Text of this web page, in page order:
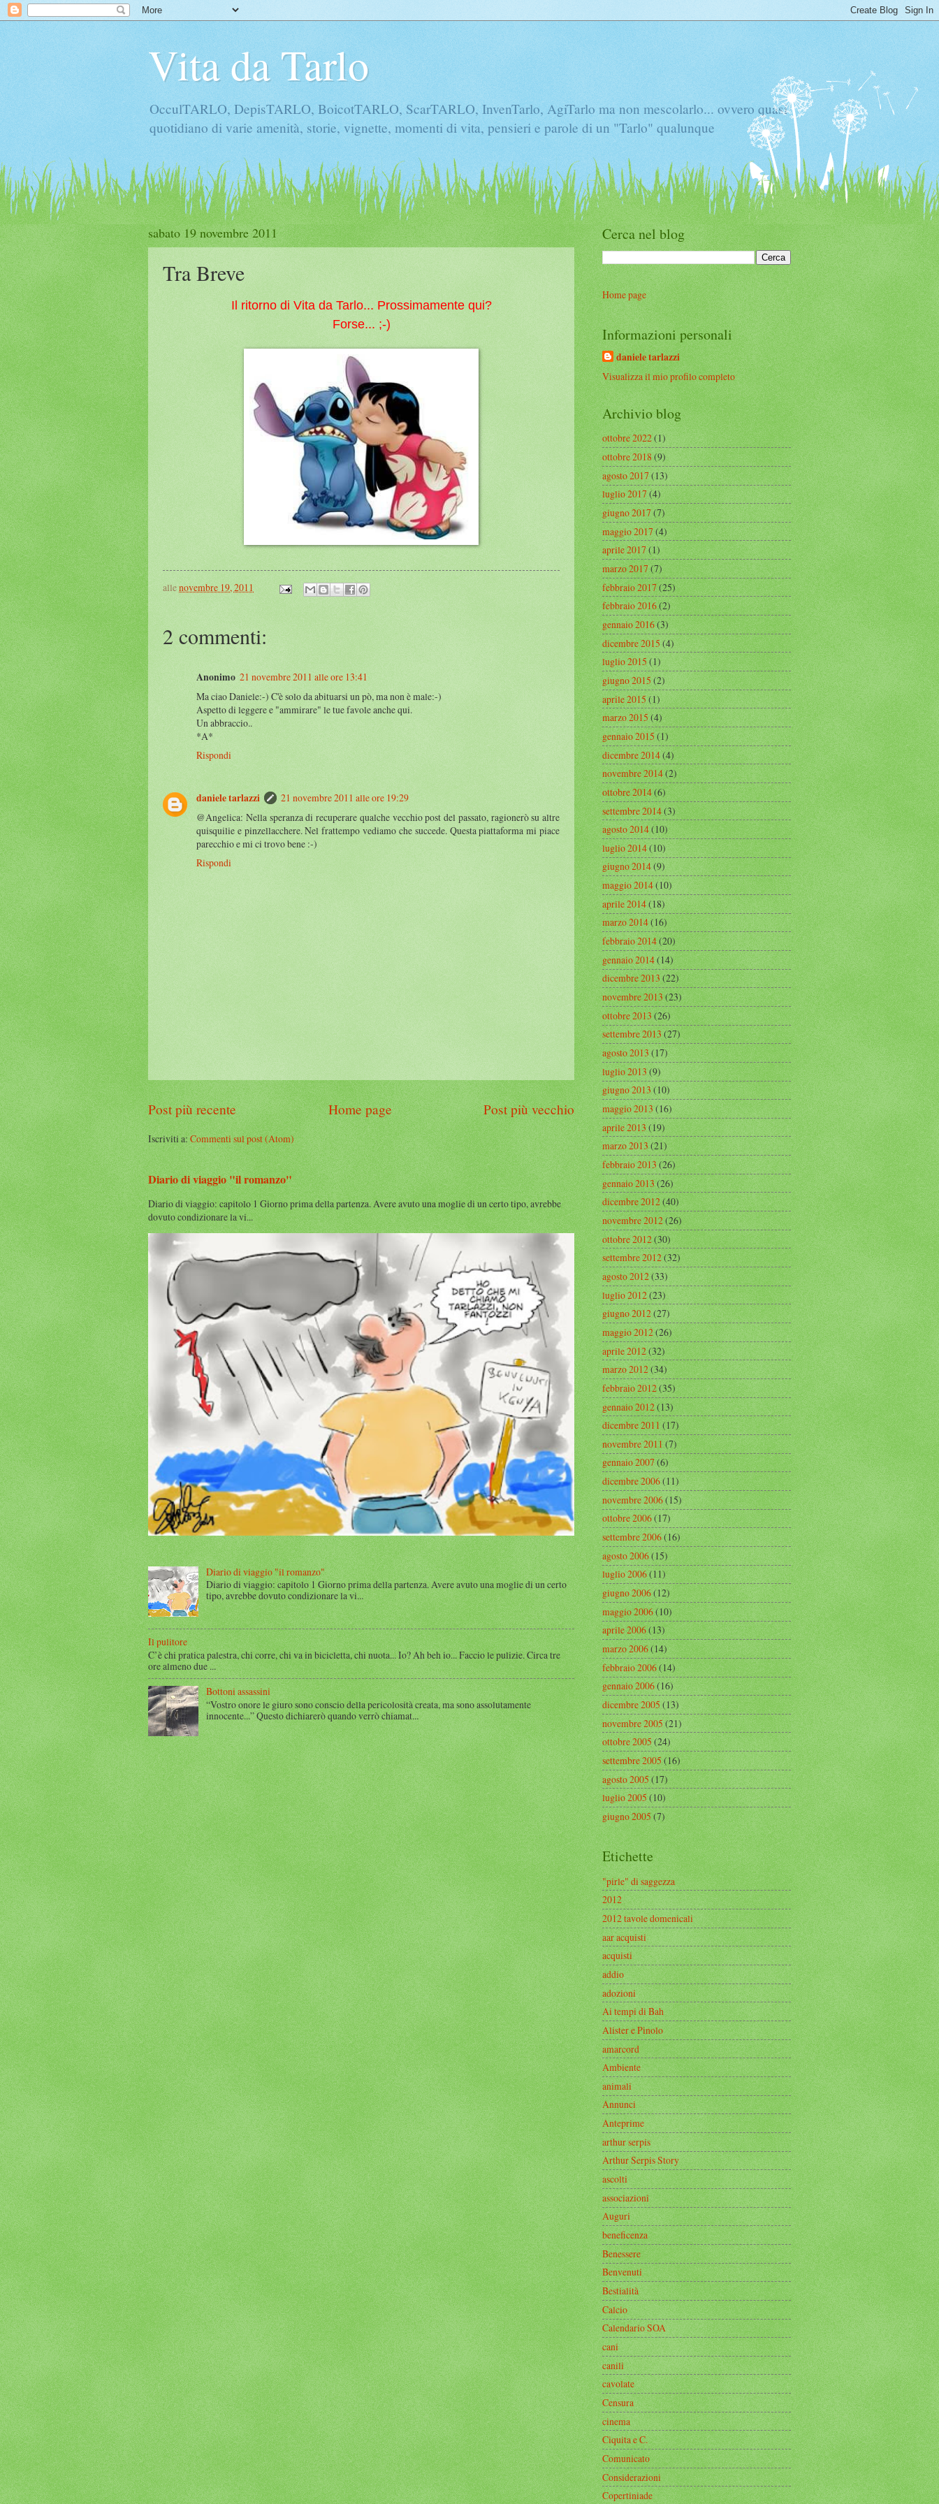
Vita da Tarlo
OcculTARLO, DepisTARLO, BoicotTARLO, ScarTARLO, InvenTarlo, AgiTarlo ma non mescolarlo... ovvero quasi
quotidiano di varie amenità, storie, vignette, momenti di vita, pensieri e parole di un "Tarlo" qualunque
sabato 19 novembre 2011
Tra Breve
Il ritorno di Vita da Tarlo... Prossimamente qui?
Forse... ;-)
allenovembre 19, 2011
2 commenti:
Anonimo 21 novembre 2011 alle ore 13:41
Ma ciao Daniele:-) C'è solo da abituarsi un pò, ma non è male:-)
Aspetto di leggere e "ammirare" le tue favole anche qui.
Un abbraccio..
*A*
Rispondi
daniele tarlazzi
21 novembre 2011 alle ore 19:29
@Angelica: Nella speranza di recuperare qualche vecchio post del passato, ragionerò su altre
quisquilie e pinzellacchere. Nel frattempo vediamo che succede. Questa piattaforma mi piace
parecchio e mi ci trovo bene :-)
Rispondi
Post più recente Post più vecchio
Home page
Iscriviti a:Commenti sul post (Atom)
Diario di viaggio "il romanzo"
Diario di viaggio: capitolo 1 Giorno prima della partenza. Avere avuto una moglie di un certo tipo, avrebbe
dovuto condizionare la vi...
Diario di viaggio "il romanzo"
Diario di viaggio: capitolo 1 Giorno prima della partenza. Avere avuto una moglie di un certo
tipo, avrebbe dovuto condizionare la vi...
Il pulitore
C’è chi pratica palestra, chi corre, chi va in bicicletta, chi nuota... Io? Ah beh io... Faccio le pulizie. Circa tre
ore almeno due ...
Bottoni assassini
“Vostro onore le giuro sono conscio della pericolosità creata, ma sono assolutamente
innocente...” Questo dichiarerò quando verrò chiamat...
Cerca nel blog
Home page
Informazioni personali
daniele tarlazzi
Visualizza il mio profilo completo
Archivio blog
ottobre 2022(1)
ottobre 2018(9)
agosto 2017(13)
luglio 2017(4)
giugno 2017(7)
maggio 2017(4)
aprile 2017(1)
marzo 2017(7)
febbraio 2017(25)
febbraio 2016(2)
gennaio 2016(3)
dicembre 2015(4)
luglio 2015(1)
giugno 2015(2)
aprile 2015(1)
marzo 2015(4)
gennaio 2015(1)
dicembre 2014(4)
novembre 2014(2)
ottobre 2014(6)
settembre 2014(3)
agosto 2014(10)
luglio 2014(10)
giugno 2014(9)
maggio 2014(10)
aprile 2014(18)
marzo 2014(16)
febbraio 2014(20)
gennaio 2014(14)
dicembre 2013(22)
novembre 2013(23)
ottobre 2013(26)
settembre 2013(27)
agosto 2013(17)
luglio 2013(9)
giugno 2013(10)
maggio 2013(16)
aprile 2013(19)
marzo 2013(21)
febbraio 2013(26)
gennaio 2013(26)
dicembre 2012(40)
novembre 2012(26)
ottobre 2012(30)
settembre 2012(32)
agosto 2012(33)
luglio 2012(23)
giugno 2012(27)
maggio 2012(26)
aprile 2012(32)
marzo 2012(34)
febbraio 2012(35)
gennaio 2012(13)
dicembre 2011(17)
novembre 2011(7)
gennaio 2007(6)
dicembre 2006(11)
novembre 2006(15)
ottobre 2006(17)
settembre 2006(16)
agosto 2006(15)
luglio 2006(11)
giugno 2006(12)
maggio 2006(10)
aprile 2006(13)
marzo 2006(14)
febbraio 2006(14)
gennaio 2006(16)
dicembre 2005(13)
novembre 2005(21)
ottobre 2005(24)
settembre 2005(16)
agosto 2005(17)
luglio 2005(10)
giugno 2005(7)
Etichette
"pirle" di saggezza
2012
2012 tavole domenicali
aar acquisti
acquisti
addio
adozioni
Ai tempi di Bah
Alister e Pinolo
amarcord
Ambiente
animali
Annunci
Anteprime
arthur serpis
Arthur Serpis Story
ascolti
associazioni
Auguri
beneficenza
Benessere
Benvenuti
Bestialità
Calcio
Calendario SOA
cani
canili
cavolate
Censura
cinema
Ciquita e C.
Comunicato
Considerazioni
Copertiniade